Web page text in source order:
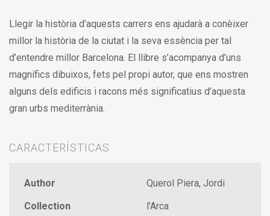
Llegir la història d’aquests carrers ens ajudarà a conèixer
millor la història de la ciutat i la seva essència per tal
d’entendre millor Barcelona. El llibre s’acompanya d’uns
magnífics dibuixos, fets pel propi autor, que ens mostren
alguns dels edificis i racons més significatius d’aquesta
gran urbs mediterrània.
CARACTERÍSTICAS
Author
Querol Piera, Jordi
Collection
l'Arca